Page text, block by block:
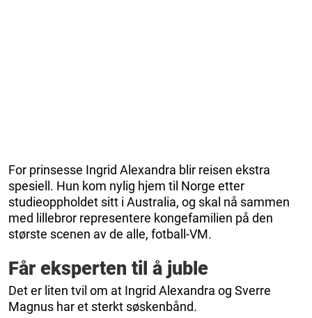
For prinsesse Ingrid Alexandra blir reisen ekstra
spesiell. Hun kom nylig hjem til Norge etter
studieoppholdet sitt i Australia, og skal nå sammen
med lillebror representere kongefamilien på den
største scenen av de alle, fotball-VM.
Får eksperten til å juble
Det er liten tvil om at Ingrid Alexandra og Sverre
Magnus har et sterkt søskenbånd.